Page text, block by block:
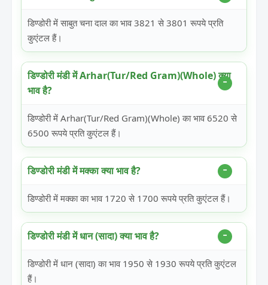
डिण्डोरी में साबुत चना दाल का भाव 3821 से 3801 रूपये प्रति
कुएंटल हैं।
डिण्डोरी मंडी में Arhar(Tur/Red Gram)(Whole) क्या
भाव है?
डिण्डोरी में Arhar(Tur/Red Gram)(Whole) का भाव 6520 से
6500 रूपये प्रति कुएंटल हैं।
डिण्डोरी मंडी में मक्का क्या भाव है?
डिण्डोरी में मक्का का भाव 1720 से 1700 रूपये प्रति कुएंटल हैं।
डिण्डोरी मंडी में धान (सादा) क्या भाव है?
डिण्डोरी में धान (सादा) का भाव 1950 से 1930 रूपये प्रति कुएंटल
हैं।